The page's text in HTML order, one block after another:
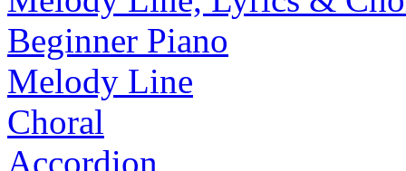
Beginner Piano
Melody Line
Choral
Accordion